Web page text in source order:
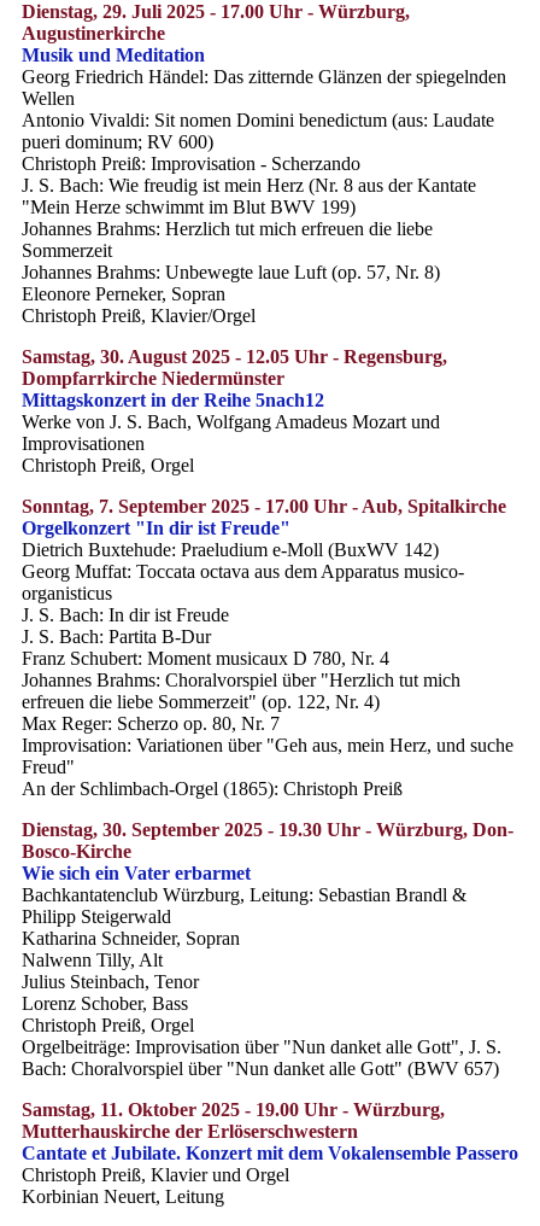
Dienstag, 29. Juli 2025 - 17.00 Uhr - Würzburg,
Augustinerkirche
Musik und Meditation
Georg Friedrich Händel: Das zitternde Glänzen der spiegelnden
Wellen
Antonio Vivaldi: Sit nomen Domini benedictum (aus: Laudate
pueri dominum; RV 600)
Christoph Preiß: Improvisation - Scherzando
J. S. Bach: Wie freudig ist mein Herz (Nr. 8 aus der Kantate
"Mein Herze schwimmt im Blut BWV 199)
Johannes Brahms: Herzlich tut mich erfreuen die liebe
Sommerzeit
Johannes Brahms: Unbewegte laue Luft (op. 57, Nr. 8)
Eleonore Perneker, Sopran
Christoph Preiß, Klavier/Orgel
Samstag, 30. August 2025 - 12.05 Uhr - Regensburg,
Dompfarrkirche Niedermünster
Mittagskonzert in der Reihe 5nach12
Werke von J. S. Bach, Wolfgang Amadeus Mozart und
Improvisationen
Christoph Preiß, Orgel
Sonntag, 7. September 2025 - 17.00 Uhr - Aub, Spitalkirche
Orgelkonzert "In dir ist Freude"
Dietrich Buxtehude: Praeludium e-Moll (BuxWV 142)
Georg Muffat: Toccata octava aus dem Apparatus musico-
organisticus
J. S. Bach: In dir ist Freude
J. S. Bach: Partita B-Dur
Franz Schubert: Moment musicaux D 780, Nr. 4
Johannes Brahms: Choralvorspiel über "Herzlich tut mich
erfreuen die liebe Sommerzeit" (op. 122, Nr. 4)
Max Reger: Scherzo op. 80, Nr. 7
Improvisation: Variationen über "Geh aus, mein Herz, und suche
Freud"
An der Schlimbach-Orgel (1865): Christoph Preiß
Dienstag, 30. September 2025 - 19.30 Uhr - Würzburg, Don-
Bosco-Kirche
Wie sich ein Vater erbarmet
Bachkantatenclub Würzburg, Leitung: Sebastian Brandl &
Philipp Steigerwald
Katharina Schneider, Sopran
Nalwenn Tilly, Alt
Julius Steinbach, Tenor
Lorenz Schober, Bass
Christoph Preiß, Orgel
Orgelbeiträge: Improvisation über "Nun danket alle Gott", J. S.
Bach: Choralvorspiel über "Nun danket alle Gott" (BWV 657)
Samstag, 11. Oktober 2025 - 19.00 Uhr - Würzburg,
Mutterhauskirche der Erlöserschwestern
Cantate et Jubilate. Konzert mit dem Vokalensemble Passero
Christoph Preiß, Klavier und Orgel
Korbinian Neuert, Leitung